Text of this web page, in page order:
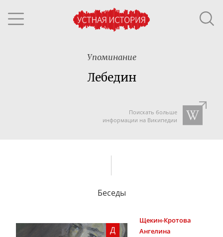
Упоминание
Лебедин
Поискать больше
информации на Википедии
Беседы
Д
Щекин-Кротова
Ангелина